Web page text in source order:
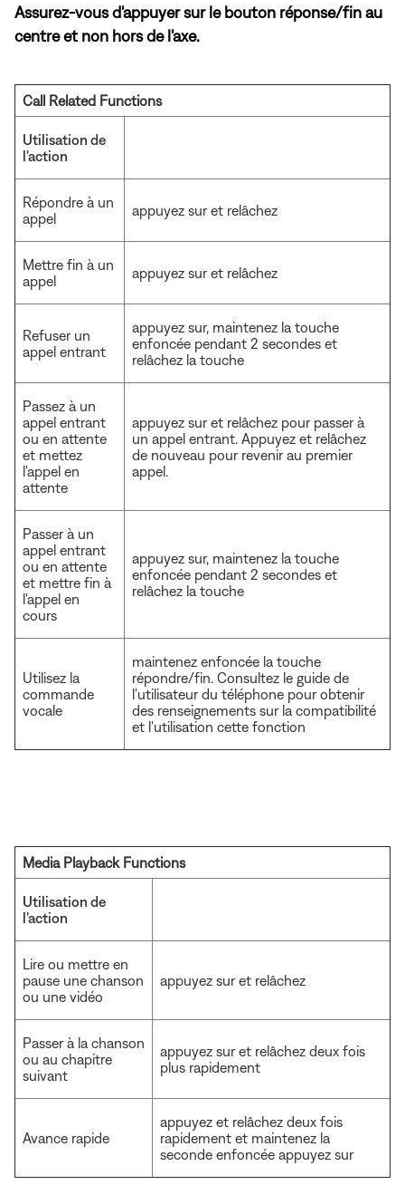
Assurez-vous d'appuyer sur le bouton réponse/fin au
centre et non hors de l'axe.
Call Related Functions
Utilisation de
l'action
Répondre à un
appel
appuyez sur et relâchez
Mettre fin à un
appel
appuyez sur et relâchez
Refuser un
appel entrant
appuyez sur, maintenez la touche
enfoncée pendant 2 secondes et
relâchez la touche
Passez à un
appel entrant
ou en attente
et mettez
l'appel en
attente
appuyez sur et relâchez pour passer à
un appel entrant. Appuyez et relâchez
de nouveau pour revenir au premier
appel.
Passer à un
appel entrant
ou en attente
et mettre fin à
l'appel en
cours
appuyez sur, maintenez la touche
enfoncée pendant 2 secondes et
relâchez la touche
Utilisez la
commande
vocale
maintenez enfoncée la touche
répondre/fin. Consultez le guide de
l'utilisateur du téléphone pour obtenir
des renseignements sur la compatibilité
et l'utilisation cette fonction
Media Playback Functions
Utilisation de
l'action
Lire ou mettre en
pause une chanson
ou une vidéo
appuyez sur et relâchez
Passer à la chanson
ou au chapitre
suivant
appuyez sur et relâchez deux fois
plus rapidement
Avance rapide
appuyez et relâchez deux fois
rapidement et maintenez la
seconde enfoncée appuyez sur